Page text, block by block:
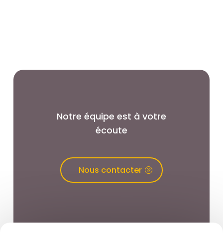
Notre équipe est à votre
écoute
Nous contacter